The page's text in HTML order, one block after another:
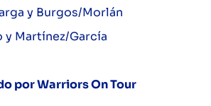
y Burgos/Morlán
y Martínez/García
por Warriors On Tour